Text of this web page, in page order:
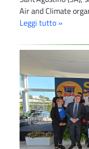
Air and Climate
Leggi tutto »